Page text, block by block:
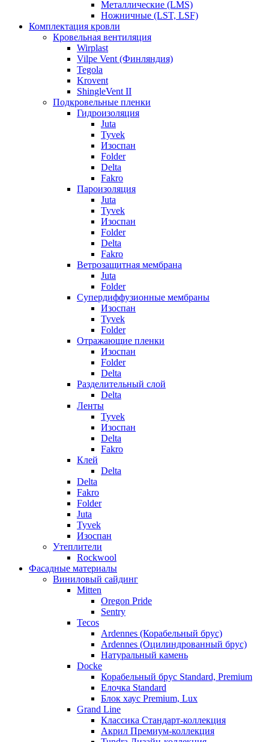
Металлические (LMS)
Ножничные (LST, LSF)
Комплектация кровли
Кровельная вентиляция
Wirplast
Vilpe Vent (Финляндия)
Tegola
Krovent
ShingleVent II
Подкровельные пленки
Гидроизоляция
Juta
Tyvek
Изоспан
Folder
Delta
Fakro
Пароизоляция
Juta
Tyvek
Изоспан
Folder
Delta
Fakro
Ветрозащитная мембрана
Juta
Folder
Супердиффузионные мембраны
Изоспан
Tyvek
Folder
Отражающие пленки
Изоспан
Folder
Delta
Разделительный слой
Delta
Ленты
Tyvek
Изоспан
Delta
Fakro
Клей
Delta
Delta
Fakro
Folder
Juta
Tyvek
Изоспан
Утеплители
Rockwool
Фасадные материалы
Виниловый сайдинг
Mitten
Oregon Pride
Sentry
Tecos
Ardennes (Корабельный брус)
Ardennes (Оцилиндрованный брус)
Натуральный камень
Docke
Корабельный брус Standard, Premium
Елочка Standard
Блок хаус Premium, Lux
Grand Line
Классика Стандарт-коллекция
Акрил Премиум-коллекция